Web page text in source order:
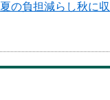
夏の負担減らし秋に